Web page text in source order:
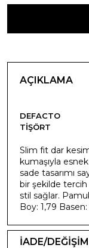
AÇIKLAMA
DEFACTO
TIŞÖRT
Slim fit dar
kumaşıyla
sade tasarımı
bir şekilde tercih
stil sağlar.
Boy: 1,79
İADE/DEĞİŞİM